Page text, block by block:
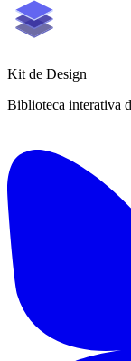
Kit de Design
Biblioteca interativa